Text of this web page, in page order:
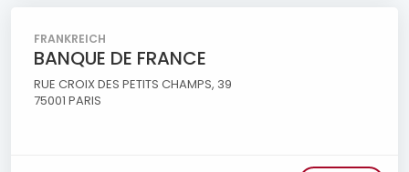
FRANKREICH
BANQUE DE FRANCE
RUE CROIX DES PETITS CHAMPS, 39
75001 PARIS